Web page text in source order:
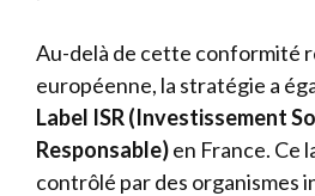
Au-delà de cette conformité
européenne, la stratégie a
Label ISR (Investissement
Responsable)en France. Ce
contrôlé par des organismes